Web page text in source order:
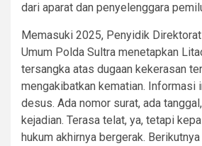
dari aparat dan penyelenggara
Memasuki 2025, Penyidik
Umum Polda Sultra menetapkan
tersangka atas dugaan kekerasan
mengakibatkan kematian. Informasi
desus. Ada nomor surat, ada
kejadian. Terasa telat, ya, tetapi
hukum akhirnya bergerak.